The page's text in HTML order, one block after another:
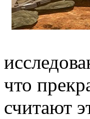
что
считают